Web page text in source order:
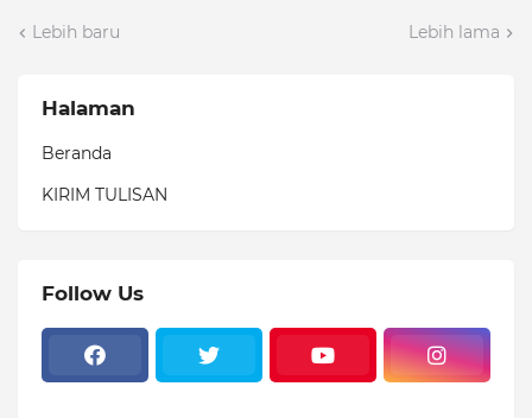
Lebih baru Lebih lama
Halaman
Beranda
KIRIM TULISAN
Follow Us